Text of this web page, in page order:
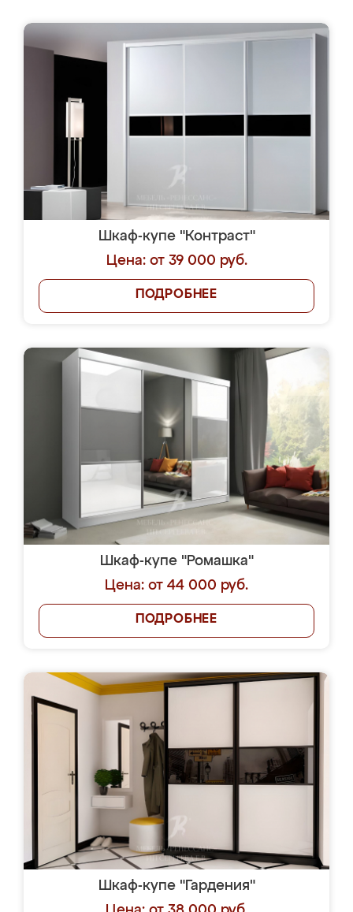
Шкаф-купе "Контраст"
Цена: от 39 000 руб.
ПОДРОБНЕЕ
Шкаф-купе "Ромашка"
Цена: от 44 000 руб.
ПОДРОБНЕЕ
Шкаф-купе "Гардения"